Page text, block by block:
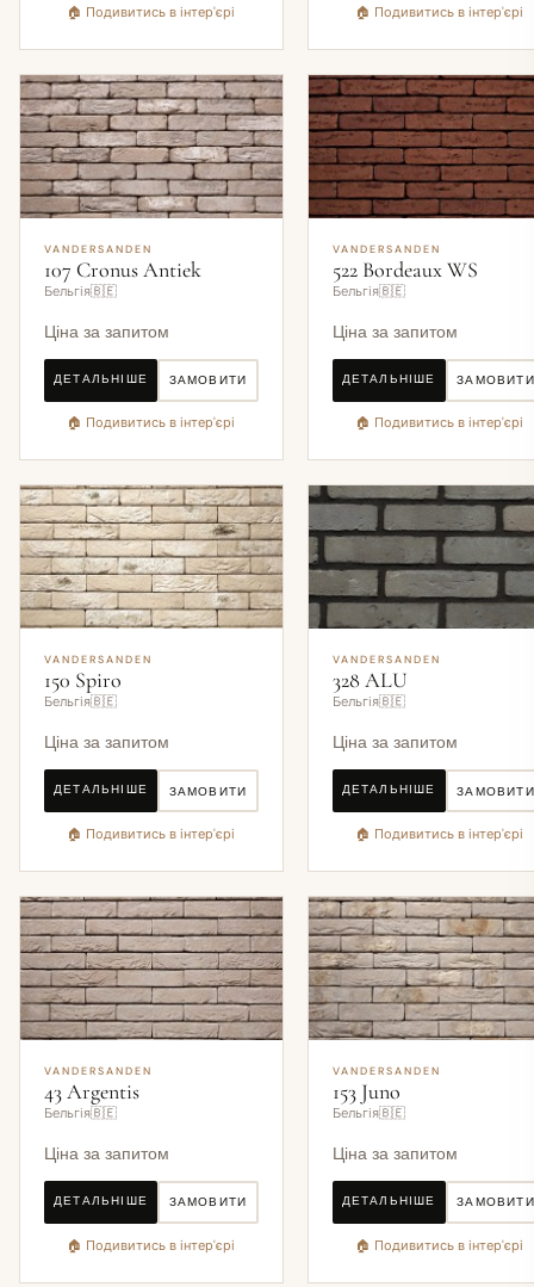
🏠 Подивитись в інтер'єрі 🏠 Подивитись в інтер'єрі
VANDERSANDEN
107 Cronus Antiek
Бельгія🇧🇪
Ціна за запитом
ДЕТАЛЬНІШЕ ЗАМОВИТИ
🏠 Подивитись в інтер'єрі
VANDERSANDEN
522 Bordeaux WS
Бельгія🇧🇪
Ціна за запитом
ДЕТАЛЬНІШЕ ЗАМОВИТИ
🏠 Подивитись в інтер'єрі
VANDERSANDEN
150 Spiro
Бельгія🇧🇪
Ціна за запитом
ДЕТАЛЬНІШЕ ЗАМОВИТИ
🏠 Подивитись в інтер'єрі
VANDERSANDEN
328 ALU
Бельгія🇧🇪
Ціна за запитом
ДЕТАЛЬНІШЕ ЗАМОВИТИ
🏠 Подивитись в інтер'єрі
VANDERSANDEN
43 Argentis
Бельгія🇧🇪
Ціна за запитом
ДЕТАЛЬНІШЕ ЗАМОВИТИ
🏠 Подивитись в інтер'єрі
VANDERSANDEN
153 Juno
Бельгія🇧🇪
Ціна за запитом
ДЕТАЛЬНІШЕ ЗАМОВИТИ
🏠 Подивитись в інтер'єрі